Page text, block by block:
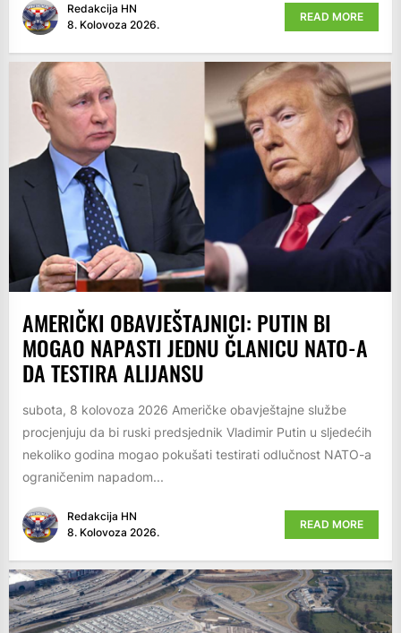
Redakcija HN
8. Kolovoza 2026.
READ MORE
AMERIČKI OBAVJEŠTAJNICI: PUTIN BI
MOGAO NAPASTI JEDNU ČLANICU NATO-A
DA TESTIRA ALIJANSU
subota, 8 kolovoza 2026 Američke obavještajne službe
procjenjuju da bi ruski predsjednik Vladimir Putin u sljedećih
nekoliko godina mogao pokušati testirati odlučnost NATO-a
ograničenim napadom...
Redakcija HN
8. Kolovoza 2026.
READ MORE